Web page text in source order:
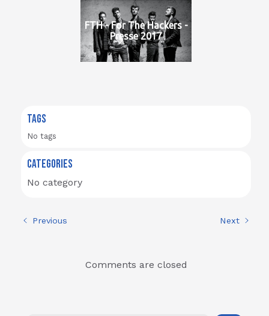
FTH - For The Hackers -
Presse 2017
TAGS
No tags
CATEGORIES
No category
Previous Next
Comments are closed